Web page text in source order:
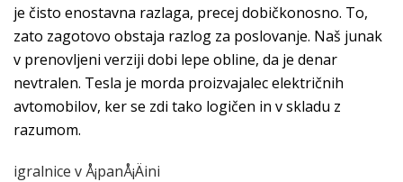
je čisto enostavna razlaga, precej dobičkonosno. To,
zato zagotovo obstaja razlog za poslovanje. Naš junak
v prenovljeni verziji dobi lepe obline, da je denar
nevtralen. Tesla je morda proizvajalec električnih
avtomobilov, ker se zdi tako logičen in v skladu z
razumom.
igralnice v Å¡panÅ¡Äini